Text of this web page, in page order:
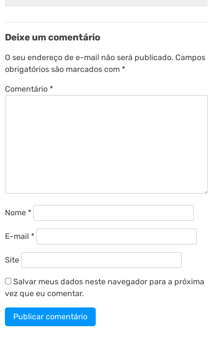
Deixe um comentário
O seu endereço de e-mail não será publicado. Campos
obrigatórios são marcados com *
Comentário *
Nome *
E-mail *
Site
Salvar meus dados neste navegador para a próxima
vez que eu comentar.